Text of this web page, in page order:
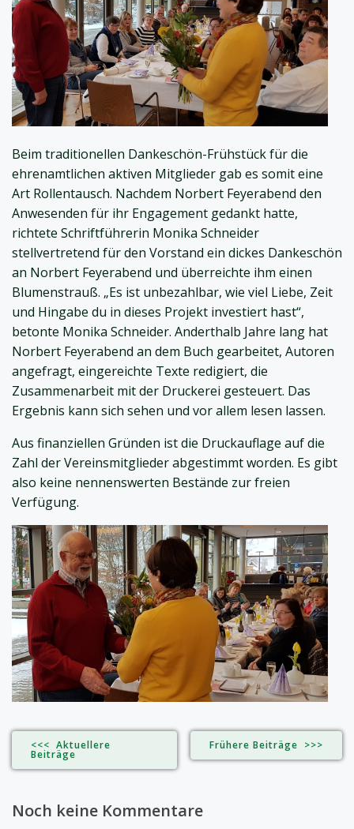
Beim traditionellen Dankeschön-Frühstück für die
ehrenamtlichen aktiven Mitglieder gab es somit eine
Art Rollentausch. Nachdem Norbert Feyerabend den
Anwesenden für ihr Engagement gedankt hatte,
richtete Schriftführerin Monika Schneider
stellvertretend für den Vorstand ein dickes Dankeschön
an Norbert Feyerabend und überreichte ihm einen
Blumenstrauß. „Es ist unbezahlbar, wie viel Liebe, Zeit
und Hingabe du in dieses Projekt investiert hast“,
betonte Monika Schneider. Anderthalb Jahre lang hat
Norbert Feyerabend an dem Buch gearbeitet, Autoren
angefragt, eingereichte Texte redigiert, die
Zusammenarbeit mit der Druckerei gesteuert. Das
Ergebnis kann sich sehen und vor allem lesen lassen.
Aus finanziellen Gründen ist die Druckauflage auf die
Zahl der Vereinsmitglieder abgestimmt worden. Es gibt
also keine nennenswerten Bestände zur freien
Verfügung.
<<< Aktuellere
Beiträge
Frühere Beiträge >>>
Noch keine Kommentare